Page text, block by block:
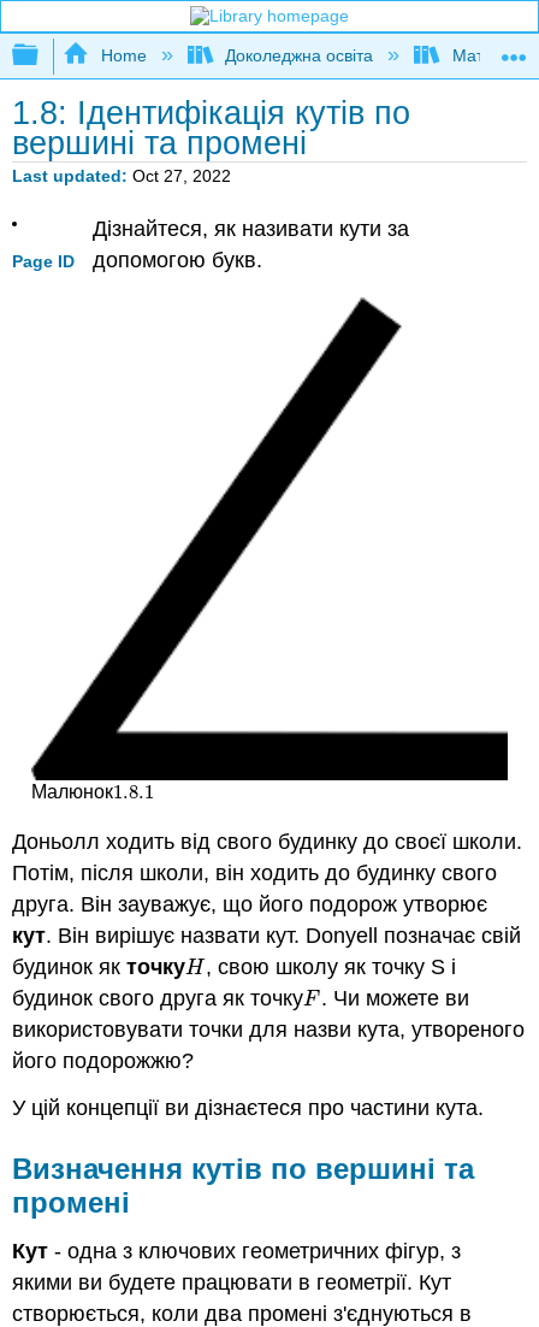
Expand/collapse global hierarchy
Home Доколеджна освіта
1.8: Ідентифікація кутів по
вершині та промені
Last updated Oct 27, 2022
Page ID
Дізнайтеся, як називати кути за
допомогою букв.
Малюнок1.8.1
1.8.1
Доньолл ходить від свого будинку до своєї школи.
Потім, після школи, він ходить до будинку свого
друга. Він зауважує, що його подорож утворює
кут. Він вирішує назвати кут. Donyell позначає свій
будинок якточкуH
H, свою школу як точку S і
будинок свого друга як точкуF
F . Чи можете ви
використовувати точки для назви кута, утвореного
його подорожжю?
У цій концепції ви дізнаєтеся про частини кута.
Визначення кутів по вершині та
промені
Кут - одна з ключових геометричних фігур, з
якими ви будете працювати в геометрії. Кут
створюється, коли два промені з'єднуються в